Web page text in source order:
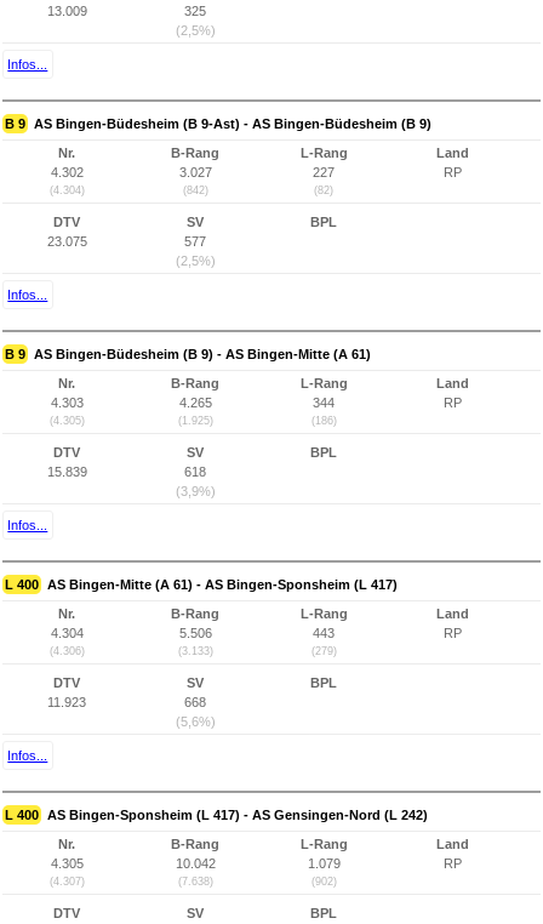
13.009
325
(2,5%)
Infos...
B 9 AS Bingen-Büdesheim (B 9-Ast) - AS Bingen-Büdesheim (B 9)
Nr.
4.302
(4.304)
B-Rang
3.027
(842)
L-Rang
227
(82)
Land
RP
DTV
23.075
SV
577
(2,5%)
BPL
Infos...
B 9 AS Bingen-Büdesheim (B 9) - AS Bingen-Mitte (A 61)
Nr.
4.303
(4.305)
B-Rang
4.265
(1.925)
L-Rang
344
(186)
Land
RP
DTV
15.839
SV
618
(3,9%)
BPL
Infos...
L 400 AS Bingen-Mitte (A 61) - AS Bingen-Sponsheim (L 417)
Nr.
4.304
(4.306)
B-Rang
5.506
(3.133)
L-Rang
443
(279)
Land
RP
DTV
11.923
SV
668
(5,6%)
BPL
Infos...
L 400 AS Bingen-Sponsheim (L 417) - AS Gensingen-Nord (L 242)
Nr.
4.305
(4.307)
B-Rang
10.042
(7.638)
L-Rang
1.079
(902)
Land
RP
DTV
SV
BPL